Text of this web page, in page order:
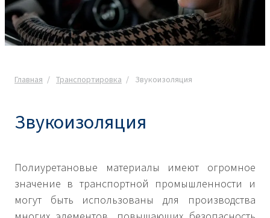
Главная Транспортировка Звукоизоляция
Звукоизоляция
Полиуретановые материалы имеют огромное
значение в транспортной промышленности и
могут быть использованы для производства